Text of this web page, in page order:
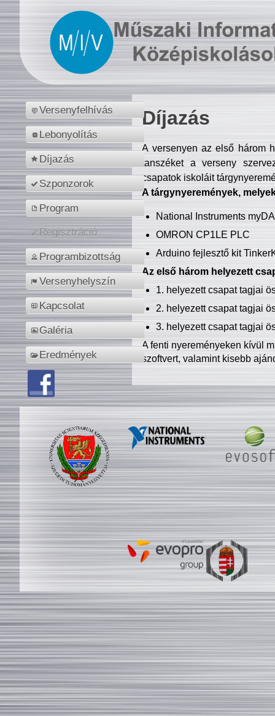
Versenyfelhívás
Lebonyolítás
Díjazás
Szponzorok
Program
Regisztráció
Programbizottság
Versenyhelyszín
Kapcsolat
Galéria
Eredmények
Díjazás
A versenyen az első három
tanszéket a verseny
csapatok iskoláit
A tárgynyeremények,
National Instruments
OMRON CP1LE PLC
Arduino fejlesztő kit
Az első három helyezett
1. helyezett csapat tagjai
2. helyezett csapat tagjai
3. helyezett csapat tagjai
A fenti nyereményeken kívül
szoftvert, valamint kisebb